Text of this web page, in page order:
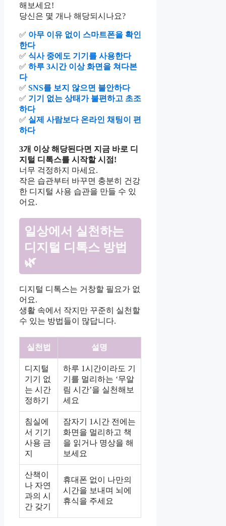
해보세요!
당신은 몇 개나 해당되시나요?
✅ 아무 이유 없이 스마트폰을 확인
한다
✅ 식사 중에도 기기를 사용한다
✅ 하루 3시간 이상 화면을 쳐다본
다
✅ SNS를 보지 않으면 불안하다
✅ 기기 없는 상태가 불편하고 초조
하다
✅ 실제 사람보다 온라인 채팅이 편
하다
3개 이상 해당된다면 지금 바로 디
지털 디톡스를 시작할 시점!
너무 걱정하지 마세요.
작은 습관부터 바꾸면 충분히 건강
한 디지털 사용 습관을 만들 수 있
어요.
일상에서 실천하는
디지털 디톡스 방법
🌿
디지털 디톡스는 거창할 필요가 없
어요.
생활 속에서 작지만 꾸준히 실천할
수 있는 방법들이 많답니다.
실천법 설명
디지털
기기 없
는 시간
정하기
하루 1시간이라도 기
기를 멀리하는 ‘무알
림 시간’을 실천해보
세요
침실에
서 기기
사용 금
지
잠자기 1시간 전에는
화면을 멀리하고 책
을 읽거나 명상을 해
보세요
산책이
나 자연
과의 시
간 갖기
휴대폰 없이 나만의
시간을 보내며 뇌에
휴식을 주세요